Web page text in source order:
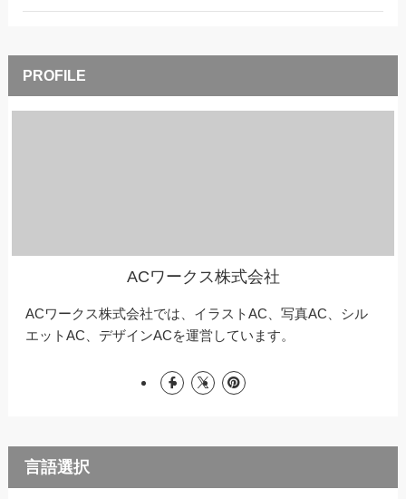
ACワークス株式会社
ACワークス株式会社では、イラストAC、写真AC、シル
エットAC、デザインACを運営しています。
言語選択